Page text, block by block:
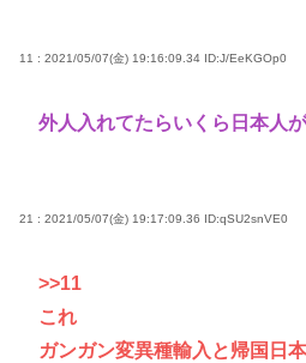
11 : 2021/05/07(金) 19:16:09.34 ID:J/EeKGOp0
外人入れてたらいくら日本人
21 : 2021/05/07(金) 19:17:09.36 ID:qSU2snVE0
>>11
これ
ガンガン変異種輸入と帰国日